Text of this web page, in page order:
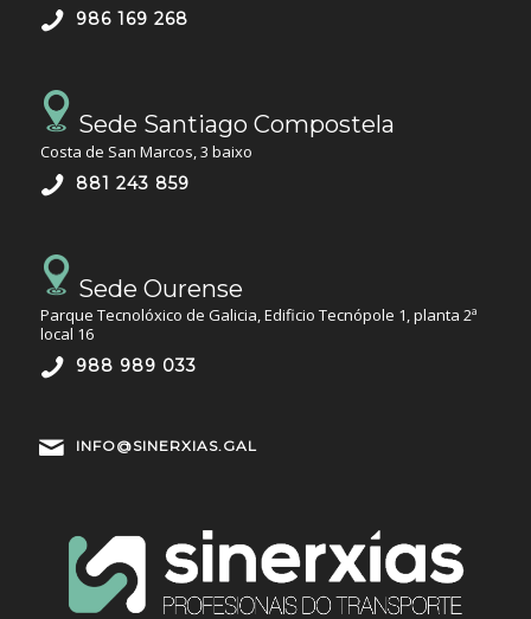
986 169 268
Sede Santiago Compostela
Costa de San Marcos, 3 baixo
881 243 859
Sede Ourense
Parque Tecnolóxico de Galicia, Edificio Tecnópole 1, planta 2ª
local 16
988 989 033
INFO@SINERXIAS.GAL